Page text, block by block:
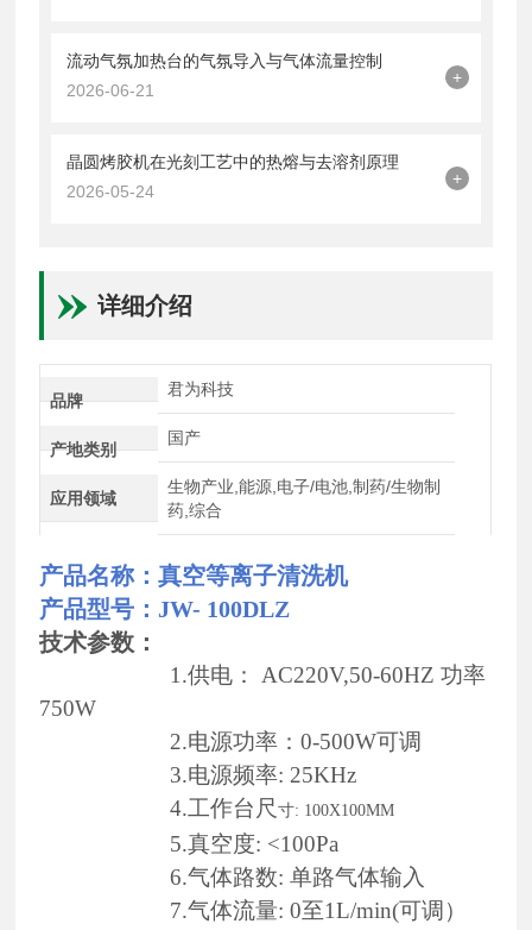
流动气氛加热台的气氛导入与气体流量控制
2026-06-21
+
晶圆烤胶机在光刻工艺中的热熔与去溶剂原理
2026-05-24
+
详细介绍
品牌
君为科技
产地类别
国产
应用领域
生物产业,能源,电子/电池,制药/生物制
药,综合
产品名称：真空等离子清洗机
产品型号：JW- 100DLZ
技术参数：
1.供电： AC220V,50-60HZ 功率
750W
2.电源功率：0-500W可调
3.电源频率: 25KHz
4.工作台尺寸: 100X100MM
5.真空度: <100Pa
6.气体路数: 单路气体输入
7.气体流量: 0至1L/min(可调）